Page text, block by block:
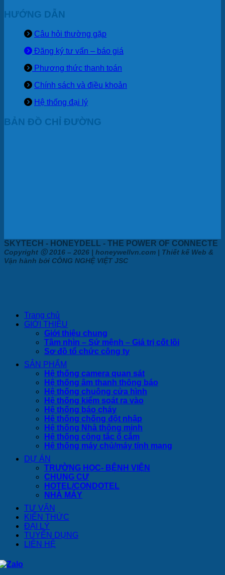
HƯỚNG DẪN
Câu hỏi thường gặp
Đăng ký tư vấn – báo giá
Phương thức thanh toán
Chính sách và điều khoản
Hệ thống đại lý
BẢN ĐỒ CHỈ ĐƯỜNG
SKYTECH - HONEYDELL - THE POWER OF CONNECTE
Copyright ⓒ 2016 – 2026 | honeywellvn.com | Thiết kế Web &
Vận hành bởi CÔNG NGHỆ VIỆT JSC
Trang chủ
GIỚI THIỆU
Giới thiệu chung
Tầm nhìn – Sứ mệnh – Giá trị cốt lõi
Sơ đồ tổ chức công ty
SẢN PHẨM
Hệ thống camera quan sát
Hệ thống âm thanh thông báo
Hệ thống chuông cửa hình
Hệ thống kiểm soát ra vào
Hệ thống báo cháy
Hệ thống chống đột nhập
Hệ thống Nhà thông minh
Hệ thống công tắc ổ cắm
Hệ thống máy chủ/máy tính mạng
DỰ ÁN
TRƯỜNG HỌC- BỆNH VIỆN
CHUNG CƯ
HOTEL/CONDOTEL
NHÀ MÁY
TƯ VẤN
KIẾN THỨC
ĐẠI LÝ
TUYỂN DỤNG
LIÊN HỆ